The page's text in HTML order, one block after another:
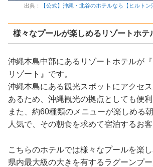
出典： 【公式】沖縄・北谷のホテルなら【ヒルトン
様々なプールが楽しめるリゾートホテ
沖縄本島中部にあるリゾートホテルが
リゾート』です。
沖縄本島にある観光スポットにアクセ
あるため、沖縄観光の拠点としても便利
また、約60種類のメニューが楽しめる
人気で、その朝食を求めて宿泊するお客
こちらのホテルでは様々なプールを楽し
県内最大級の大きを有するラグーンプ